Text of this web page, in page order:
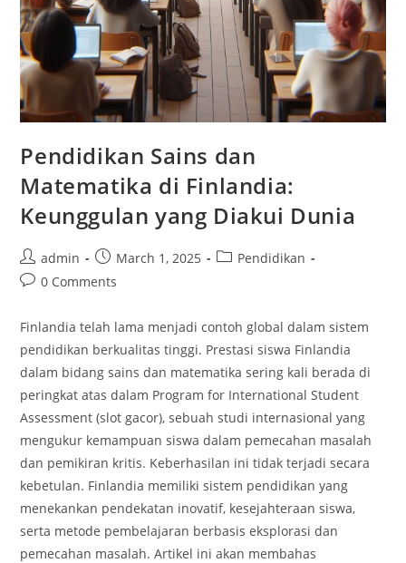
Pendidikan Sains dan
Matematika di Finlandia:
Keunggulan yang Diakui Dunia
Post
author:
admin
Post
published:
March 1, 2025
PostPendidikan
Post0 Comments
Finlandia telah lama menjadi contoh global dalam sistem
pendidikan berkualitas tinggi. Prestasi siswa Finlandia
dalam bidang sains dan matematika sering kali berada di
peringkat atas dalam Program for International Student
Assessment (slot gacor), sebuah studi internasional yang
mengukur kemampuan siswa dalam pemecahan masalah
dan pemikiran kritis. Keberhasilan ini tidak terjadi secara
kebetulan. Finlandia memiliki sistem pendidikan yang
menekankan pendekatan inovatif, kesejahteraan siswa,
serta metode pembelajaran berbasis eksplorasi dan
pemecahan masalah. Artikel ini akan membahas